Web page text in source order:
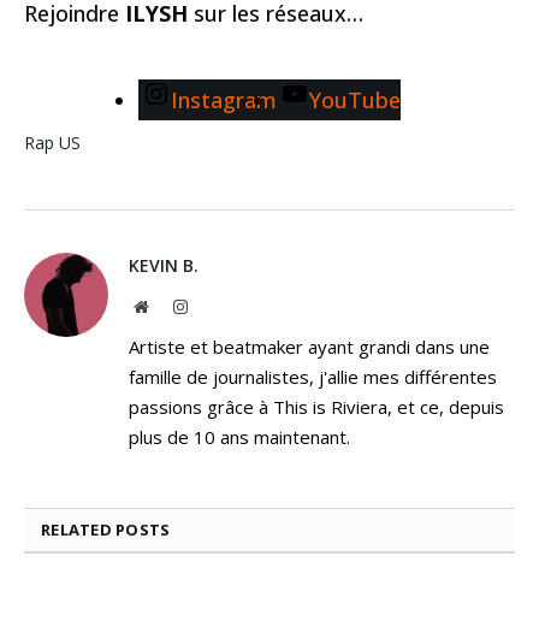
Rejoindre ILYSH sur les réseaux…
Instagram YouTube
Rap US
KEVIN B.
WebsiteInstagram
Artiste et beatmaker ayant grandi dans une
famille de journalistes, j'allie mes différentes
passions grâce à This is Riviera, et ce, depuis
plus de 10 ans maintenant.
RELATED POSTS